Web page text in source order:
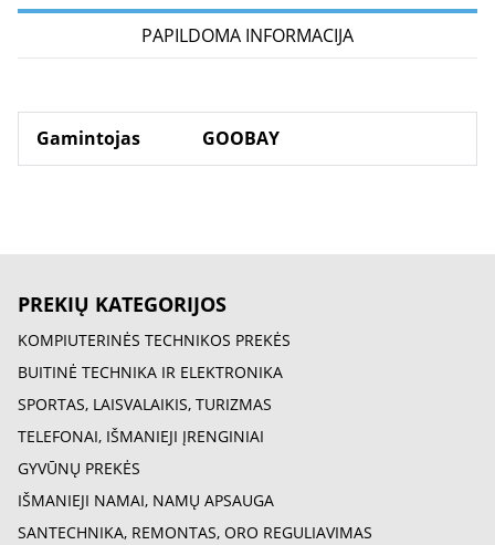
PAPILDOMA INFORMACIJA
Gamintojas GOOBAY
PREKIŲ KATEGORIJOS
KOMPIUTERINĖS TECHNIKOS PREKĖS
BUITINĖ TECHNIKA IR ELEKTRONIKA
SPORTAS, LAISVALAIKIS, TURIZMAS
TELEFONAI, IŠMANIEJI ĮRENGINIAI
GYVŪNŲ PREKĖS
IŠMANIEJI NAMAI, NAMŲ APSAUGA
SANTECHNIKA, REMONTAS, ORO REGULIAVIMAS